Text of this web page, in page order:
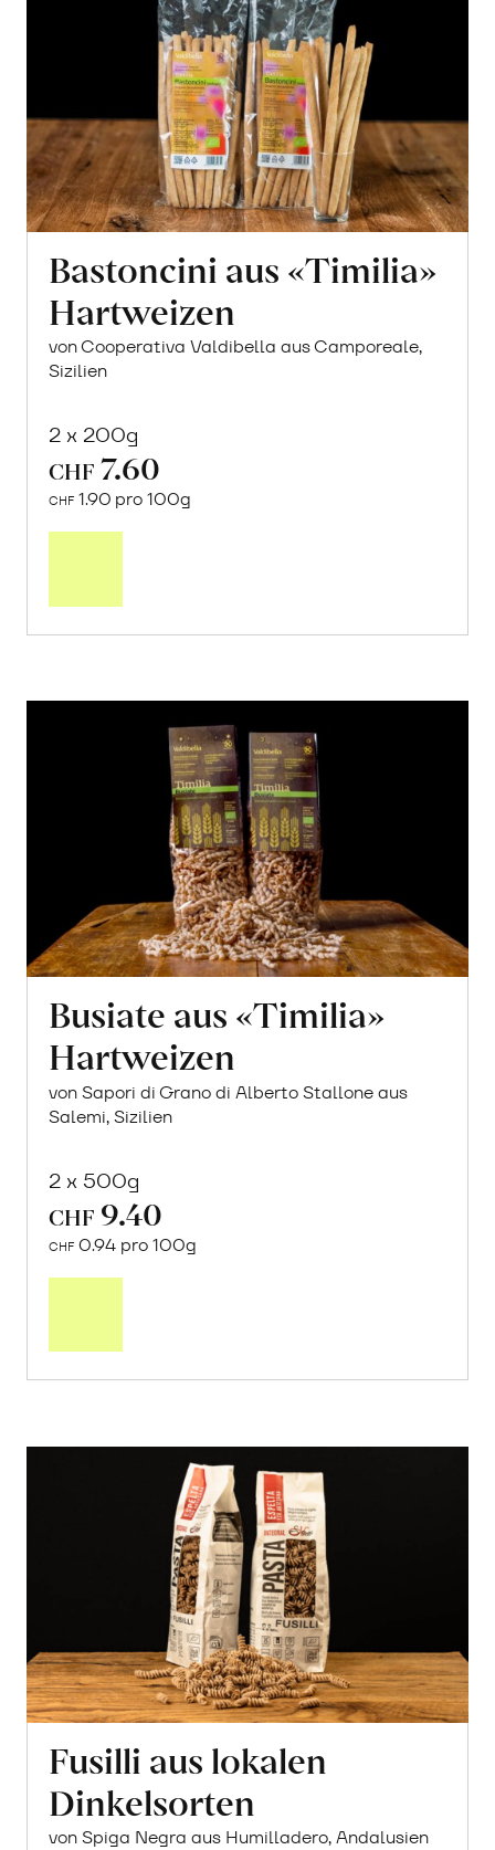
Bastoncini aus «Timilia»
Hartweizen
von Cooperativa Valdibella aus Camporeale,
Sizilien
2 x 200g
CHF 7.60
CHF 1.90 pro 100g
Busiate aus «Timilia»
Hartweizen
von Sapori di Grano di Alberto Stallone aus
Salemi, Sizilien
2 x 500g
CHF 9.40
CHF 0.94 pro 100g
Fusilli aus lokalen
Dinkelsorten
von Spiga Negra aus Humilladero, Andalusien